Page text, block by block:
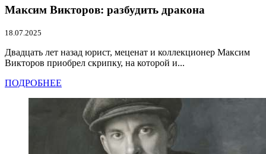
Максим Викторов: разбудить дракона
18.07.2025
Двадцать лет назад юрист, меценат и коллекционер Максим
Викторов приобрел скрипку, на которой и...
ПОДРОБНЕЕ